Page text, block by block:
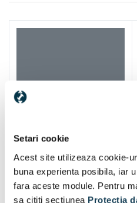
Setari cookie
Acest site utilizeaza cookie-
buna experienta posibila, iar
fara aceste module. Pentru
sa cititi sectiunea Protectia